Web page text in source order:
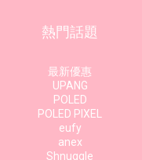
熱門話題
最新優惠
UPANG
POLED
POLED PIXEL
eufy
anex
Shnuggle